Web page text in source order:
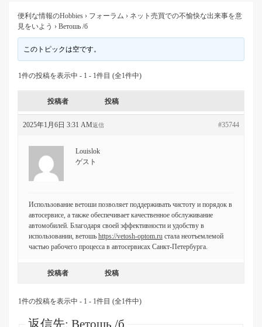
便利な情報のHobbies › フォーラム › ネット売買での不愉快な出来事を意
見をいよう › Ветошь /б
このトピックは空です。
1件の投稿を表示中 - 1 - 1件目 (全1件中)
投稿者 投稿
2025年1月6日 3:31 AM #35744
返信
Louislok
ゲスト
Использование ветоши позволяет поддерживать чистоту и порядок в
автосервисе, а также обеспечивает качественное обслуживание
автомобилей. Благодаря своей эффективности и удобству в
использовании, ветошь https://vetosh-optom.ru стала неотъемлемой
частью рабочего процесса в автосервисах Санкт-Петербурга.
投稿者 投稿
1件の投稿を表示中 - 1 - 1件目 (全1件中)
返信先: Ветошь /б